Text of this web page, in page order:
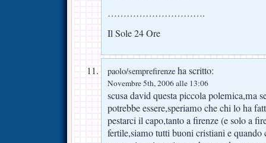
………………………….
Il Sole 24 Ore
paolo/semprefirenze ha scritto:
Novembre 5th, 2006 alle 13:06
scusa david questa piccola polemica,ma
potrebbe essere,speriamo che chi lo ha
pestarci il capo,tanto a firenze (e solo a
fertile,siamo tutti buoni cristiani e quando